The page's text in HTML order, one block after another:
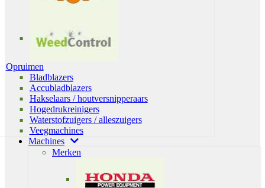
Opruimen
Bladblazers
Accubladblazers
Hakselaars / houtversnipperaars
Hogedrukreinigers
Waterstofzuigers / alleszuigers
Veegmachines
Machines
Merken